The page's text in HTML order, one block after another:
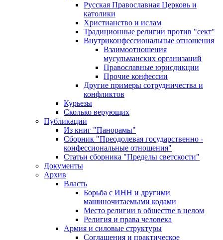
Русская Православная Церковь и
католики
Христианство и ислам
Традиционные религии против "сект"
Внутриконфессиональные отношения
Взаимоотношения
мусульманских организаций
Православные юрисдикции
Прочие конфессии
Другие примеры сотрудничества и
конфликтов
Курьезы
Сколько верующих
Публикации
Из книг "Панорамы"
Сборник "Преодолевая государственно -
конфессиональные отношения"
Статьи сборника "Пределы светскости"
Документы
Архив
Власть
Борьба с ИНН и другими
машиночитаемыми кодами
Место религии в обществе в целом
Религия и права человека
Армия и силовые структуры
Соглашения и практическое